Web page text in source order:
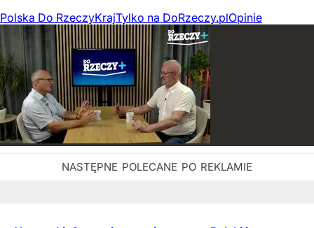
Polska Do RzeczyKrajTylko na DoRzeczy.plOpinie